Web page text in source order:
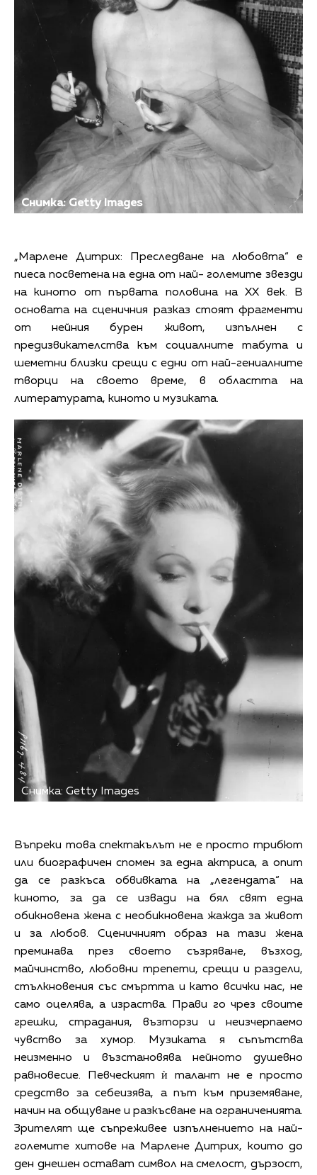
Снимка: Getty Images
„Марлене Дитрих: Преследване на любовта“ е
пиеса посветена на една от най- големите звезди
на киното от първата половина на ХХ век. В
основата на сценичния разказ стоят фрагменти
от нейния бурен живот, изпълнен с
предизвикателства към социалните табута и
шеметни близки срещи с едни от най-гениалните
творци на своето време, в областта на
литературата, киното и музиката.
Снимка: Getty Images
Въпреки това спектакълът не е просто трибют
или биографичен спомен за една актриса, а опит
да се разкъса обвивката на „легендата“ на
киното, за да се извади на бял свят една
обикновена жена с необикновена жажда за живот
и за любов. Сценичният образ на тази жена
преминава през своето съзряване, възход,
майчинство, любовни трепети, срещи и раздели,
стълкновения със смъртта и като всички нас, не
само оцелява, а израства. Прави го чрез своите
грешки, страдания, възторзи и неизчерпаемо
чувство за хумор. Музиката я съпътства
неизменно и възстановява нейното душевно
равновесие. Певческият ѝ талант не е просто
средство за себеизява, а път към приземяване,
начин на общуване и разкъсване на ограниченията.
Зрителят ще съпреживее изпълнението на най-
големите хитове на Марлене Дитрих, които до
ден днешен остават символ на смелост, дързост,